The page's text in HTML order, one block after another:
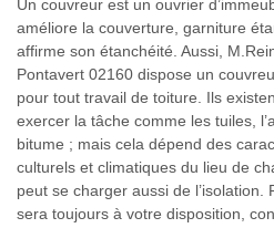
Un couvreur est un ouvrier
améliore la couverture, garniture
affirme son étanchéité. Aussi,
Pontavert 02160 dispose un
pour tout travail de toiture. Ils
exercer la tâche comme les tuiles,
bitume ; mais cela dépend des
culturels et climatiques du lieu de
peut se charger aussi de
sera toujours à votre disposition,